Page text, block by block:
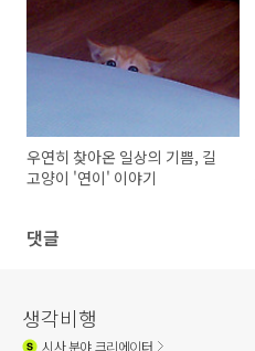
우연히 찾아온 일상의 기쁨, 길
고양이 '연이' 이야기
댓글
생각비행
시사분야 크리에이터